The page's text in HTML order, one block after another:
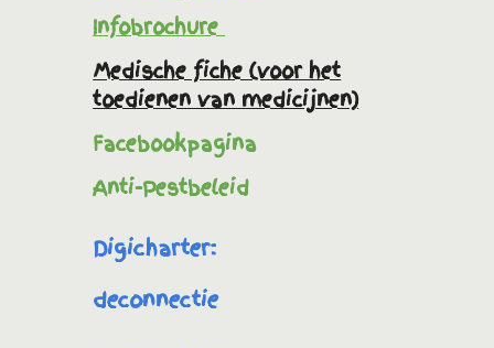
Infobrochure
Medische fiche (voor het
toedienen van medicijnen)
Facebookpagina
Anti-Pestbeleid
Digicharter:
deconnectie